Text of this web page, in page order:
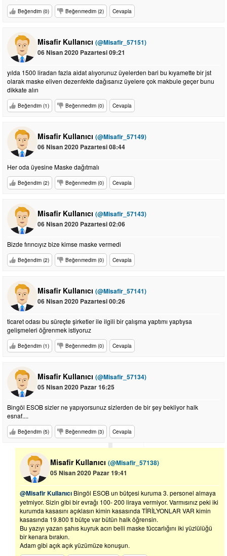
Beğendim (0) Beğenmedim (2) Cevapla
Misafir Kullanıcı (@Misafir_57151)
06 Nisan 2020 Pazartesi 09:21
yılda 1500 liradan fazla aidat alıyorunuz üyelerden bari bu kıyamette bir jst
olarak maske eliven dezenfekte dağısanız üyelere çok makbule geçer bunu
dikkate alın
Beğendim (1) Beğenmedim (0) Cevapla
Misafir Kullanıcı (@Misafir_57149)
06 Nisan 2020 Pazartesi 08:44
Her oda üyesine Maske dağıtmalı
Beğendim (2) Beğenmedim (0) Cevapla
Misafir Kullanıcı (@Misafir_57143)
06 Nisan 2020 Pazartesi 02:06
Bizde fırıncıyız bize kimse maske vermedi
Beğendim (2) Beğenmedim (0) Cevapla
Misafir Kullanıcı (@Misafir_57141)
06 Nisan 2020 Pazartesi 00:26
ticaret odası bu süreçte şirketler ile ilgili bir çalışma yaptımı yaptıysa
gelişmeleri öğrenmek istiyoruz
Beğendim (1) Beğenmedim (0) Cevapla
Misafir Kullanıcı (@Misafir_57134)
05 Nisan 2020 Pazar 16:25
Bingöl ESOB sizler ne yapıyorsunuz sizlerden de bir şey bekliyor halk
esnaf....
Beğendim (5) Beğenmedim (3) Cevapla
Misafir Kullanıcı (@Misafir_57138)
05 Nisan 2020 Pazar 19:41
@Misafir Kullanıcı Bingöl ESOB un bütçesi kuruma 3. personel almaya
yetmiyor. Sizin gibi bir evrağı 100- 200 liraya vermiyor. Varmısınız peki iki
kurumda kasasını açıklasın kimin kasasında TİRİLYONLAR VAR kimin
kasasında 19.800 tl bütçe var bütün halk öğrensin.
Bu yazıyı yazan şahıs kuyruk acın belli maske tüccarlığını iki yüzlülüğü
bir kenara bırakın.
Adam gibi açık açık yüzümüze konuşun.